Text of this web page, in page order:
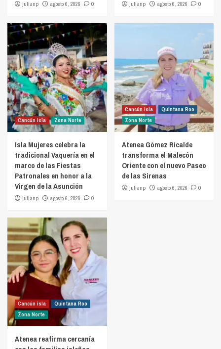
julianp agosto 6, 2026 0 julianp agosto 6, 2026 0
Cancún isla Zona Norte
Isla Mujeres celebra la
tradicional Vaquería en el
marco de las Fiestas
Patronales en honor a la
Virgen de la Asunción
julianp agosto 6, 2026 0
Cancún isla
Quintana Roo
Zona Norte
Atenea Gómez Ricalde
transforma el Malecón
Oriente con el nuevo Paseo
de las Sirenas
julianp agosto 6, 2026 0
Cancún isla
Quintana Roo
Zona Norte
Atenea reafirma cercanía